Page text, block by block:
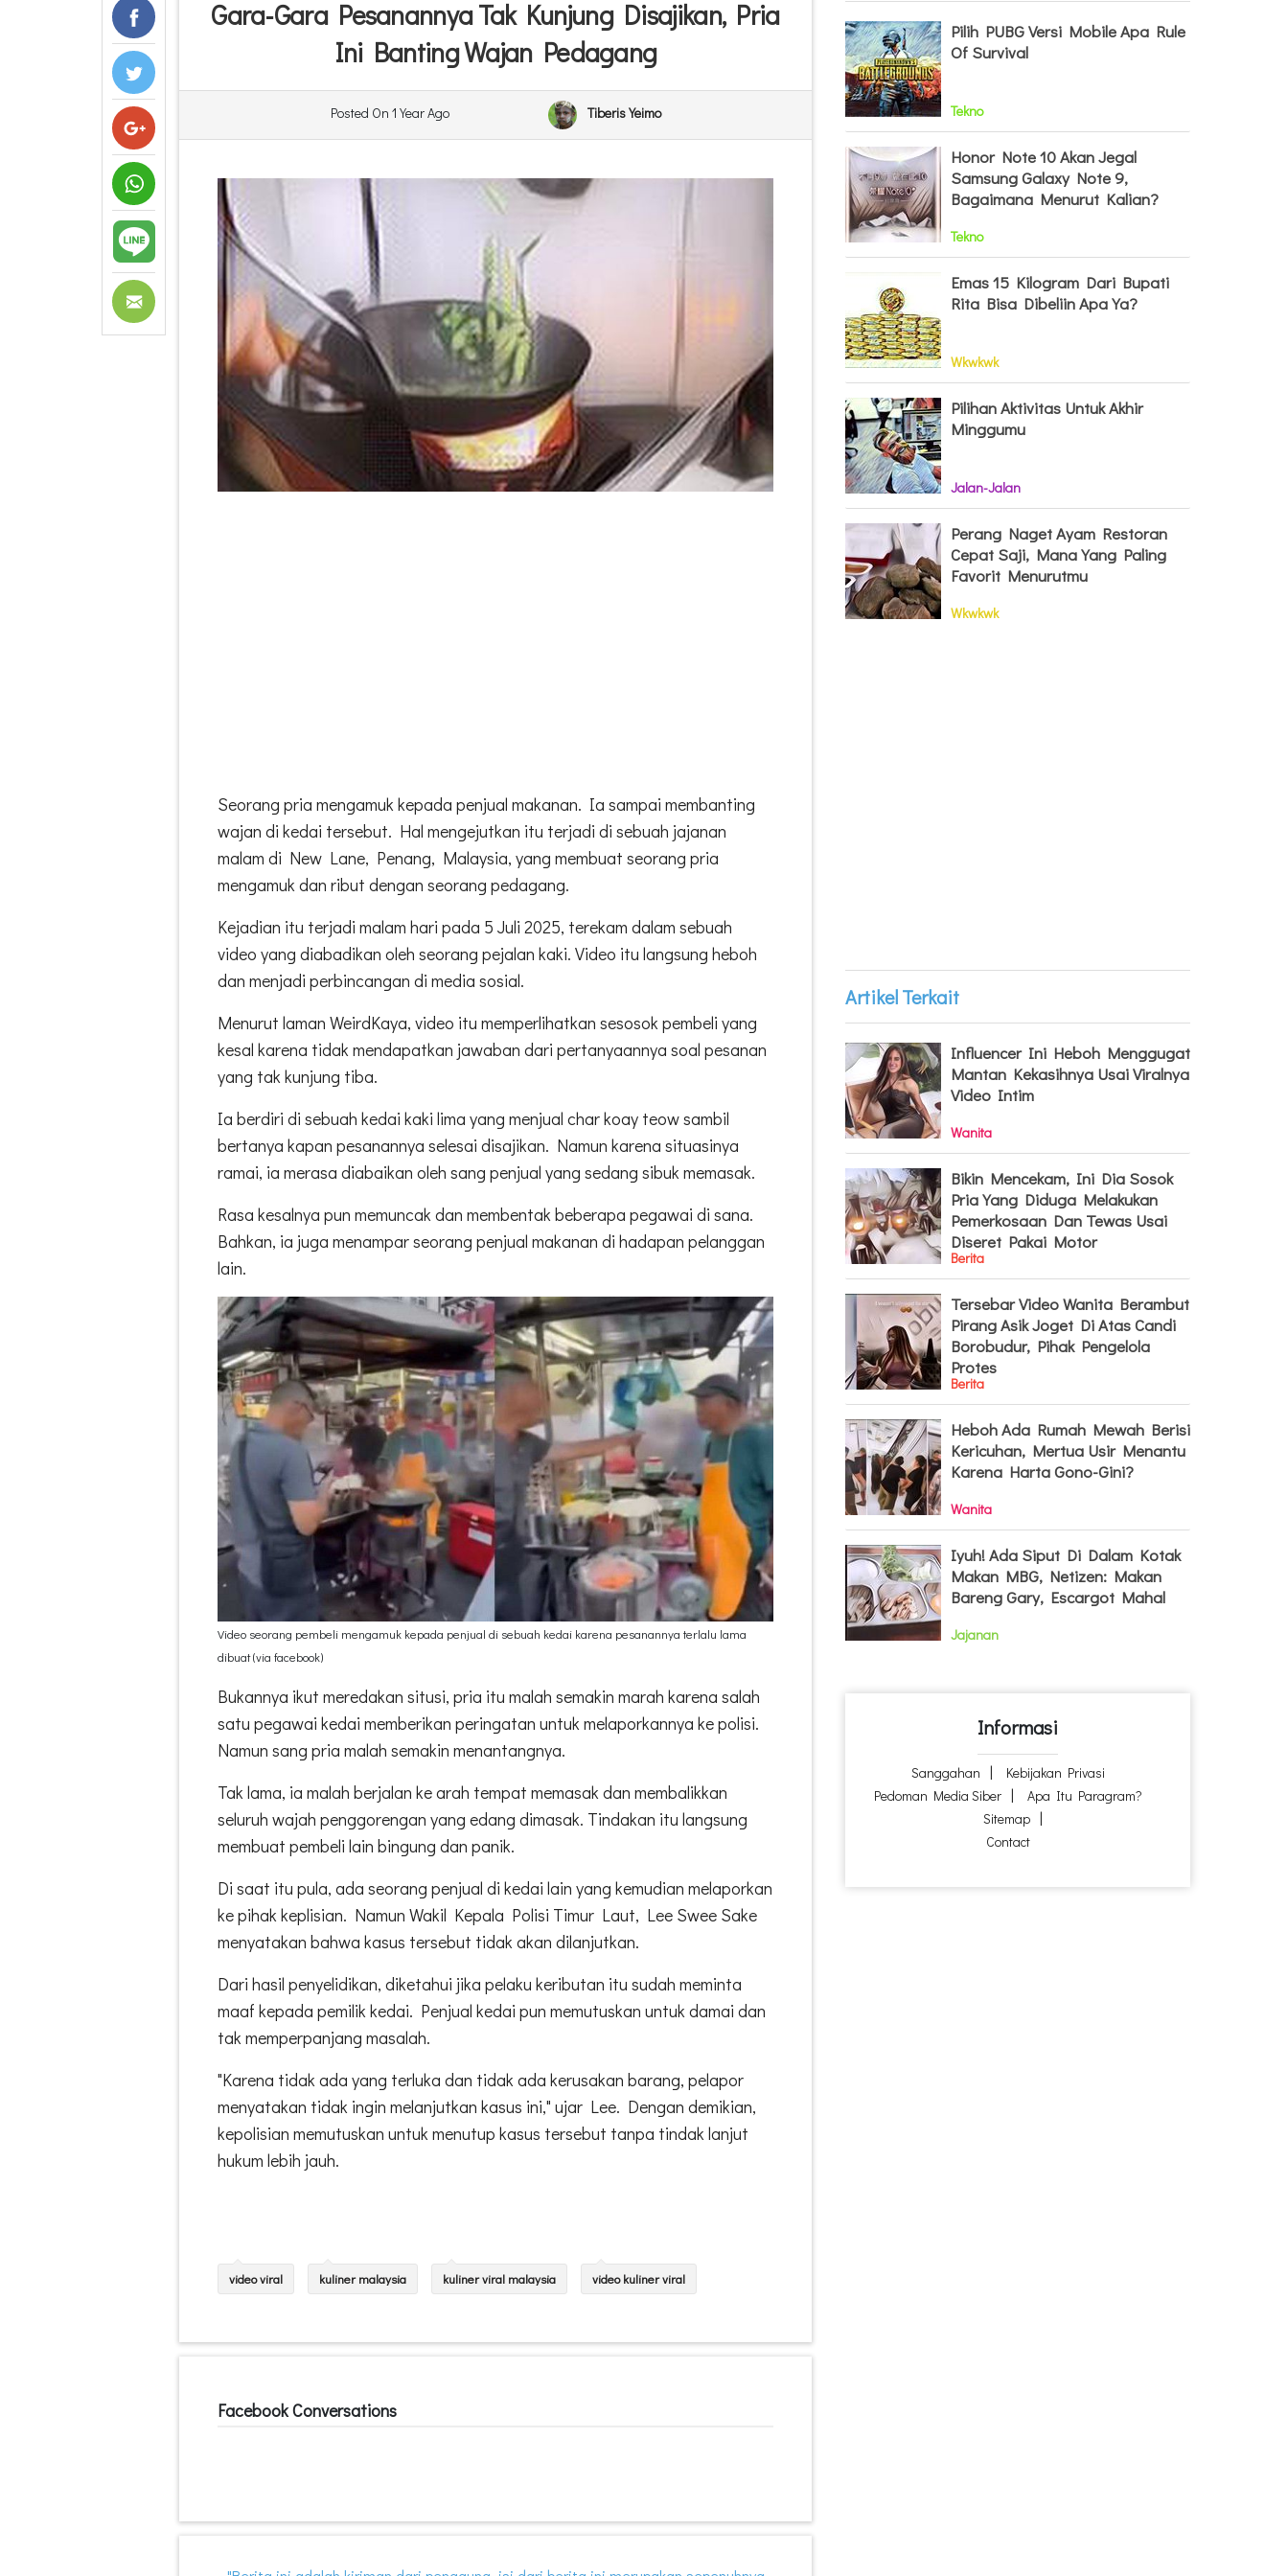
Gara-Gara Pesanannya Tak Kunjung Disajikan, Pria
Ini Banting Wajan Pedagang
Posted On 1 Year Ago Tiberis Yeimo
Seorang pria mengamuk kepada penjual makanan. Ia sampai membanting
wajan di kedai tersebut. Hal mengejutkan itu terjadi di sebuah jajanan
malam di New Lane, Penang, Malaysia, yang membuat seorang pria
mengamuk dan ribut dengan seorang pedagang.
Kejadian itu terjadi malam hari pada 5 Juli 2025, terekam dalam sebuah
video yang diabadikan oleh seorang pejalan kaki. Video itu langsung heboh
dan menjadi perbincangan di media sosial.
Menurut laman WeirdKaya, video itu memperlihatkan sesosok pembeli yang
kesal karena tidak mendapatkan jawaban dari pertanyaannya soal pesanan
yang tak kunjung tiba.
Ia berdiri di sebuah kedai kaki lima yang menjual char koay teow sambil
bertanya kapan pesanannya selesai disajikan. Namun karena situasinya
ramai, ia merasa diabaikan oleh sang penjual yang sedang sibuk memasak.
Rasa kesalnya pun memuncak dan membentak beberapa pegawai di sana.
Bahkan, ia juga menampar seorang penjual makanan di hadapan pelanggan
lain.
Video seorang pembeli mengamuk kepada penjual di sebuah kedai karena pesanannya terlalu lama
dibuat (via facebook)
Bukannya ikut meredakan situsi, pria itu malah semakin marah karena salah
satu pegawai kedai memberikan peringatan untuk melaporkannya ke polisi.
Namun sang pria malah semakin menantangnya.
Tak lama, ia malah berjalan ke arah tempat memasak dan membalikkan
seluruh wajah penggorengan yang edang dimasak. Tindakan itu langsung
membuat pembeli lain bingung dan panik.
Di saat itu pula, ada seorang penjual di kedai lain yang kemudian melaporkan
ke pihak keplisian. Namun Wakil Kepala Polisi Timur Laut, Lee Swee Sake
menyatakan bahwa kasus tersebut tidak akan dilanjutkan.
Dari hasil penyelidikan, diketahui jika pelaku keributan itu sudah meminta
maaf kepada pemilik kedai. Penjual kedai pun memutuskan untuk damai dan
tak memperpanjang masalah.
"Karena tidak ada yang terluka dan tidak ada kerusakan barang, pelapor
menyatakan tidak ingin melanjutkan kasus ini," ujar Lee. Dengan demikian,
kepolisian memutuskan untuk menutup kasus tersebut tanpa tindak lanjut
hukum lebih jauh.
video viral kuliner malaysia kuliner viral malaysia video kuliner viral
Facebook Conversations
Pilih PUBG Versi Mobile Apa Rule
Of Survival
Tekno
Honor Note 10 Akan Jegal
Samsung Galaxy Note 9,
Bagaimana Menurut Kalian?
Tekno
Emas 15 Kilogram Dari Bupati
Rita Bisa Dibeliin Apa Ya?
Wkwkwk
Pilihan Aktivitas Untuk Akhir
Minggumu
Jalan-Jalan
Perang Naget Ayam Restoran
Cepat Saji, Mana Yang Paling
Favorit Menurutmu
Wkwkwk
Artikel Terkait
Influencer Ini Heboh Menggugat
Mantan Kekasihnya Usai Viralnya
Video Intim
Wanita
Bikin Mencekam, Ini Dia Sosok
Pria Yang Diduga Melakukan
Pemerkosaan Dan Tewas Usai
Diseret Pakai Motor
Berita
Tersebar Video Wanita Berambut
Pirang Asik Joget Di Atas Candi
Borobudur, Pihak Pengelola
Protes
Berita
Heboh Ada Rumah Mewah Berisi
Kericuhan, Mertua Usir Menantu
Karena Harta Gono-Gini?
Wanita
Iyuh! Ada Siput Di Dalam Kotak
Makan MBG, Netizen: Makan
Bareng Gary, Escargot Mahal
Jajanan
Informasi
Sanggahan
Kebijakan Privasi
Pedoman Media Siber
Apa Itu Paragram?
Sitemap
Contact